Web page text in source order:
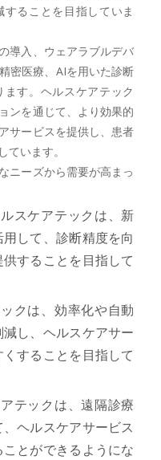
ることを目指していま
導入、ウェアラブルデバ
密医療、AIを用いた診断
す。ヘルスケアテック
ンを通じて、より効果的
サービスを提供し、患者
います。
ニーズから需要が高まっ
スケアテックは、新
して、診断精度を向
することを目指して
クは、効率化や自動
し、ヘルスケアサー
することを目指して
テックは、遠隔診療
ヘルスケアサービス
とができるようにな